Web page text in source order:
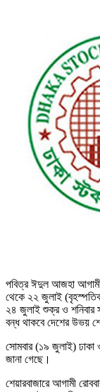
পবিত্র ঈদুল আজহা
থেকে ২২ জুলাই
২৪ জুলাই শুক্র ও শনিবার
বন্ধ থাকবে দেশের উভয়
সোমবার (১৯ জুলাই) ঢাকা
জানা গেছে।
শেয়ারবাজারে আগামী